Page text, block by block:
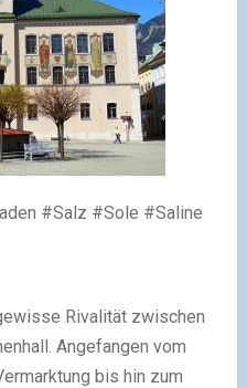
#Salz #Sole #Saline
Rivalität zwischen
Angefangen vom
bis hin zum